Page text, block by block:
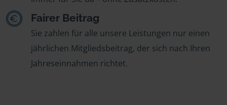
Fairer Beitrag
Sie zahlen für alle unsere Leistungen nur einen
jährlichen Mitgliedsbeitrag, der sich nach Ihren
Jahreseinnahmen richtet.